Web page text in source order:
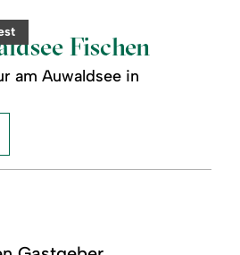
Fischen
am Auwaldsee in